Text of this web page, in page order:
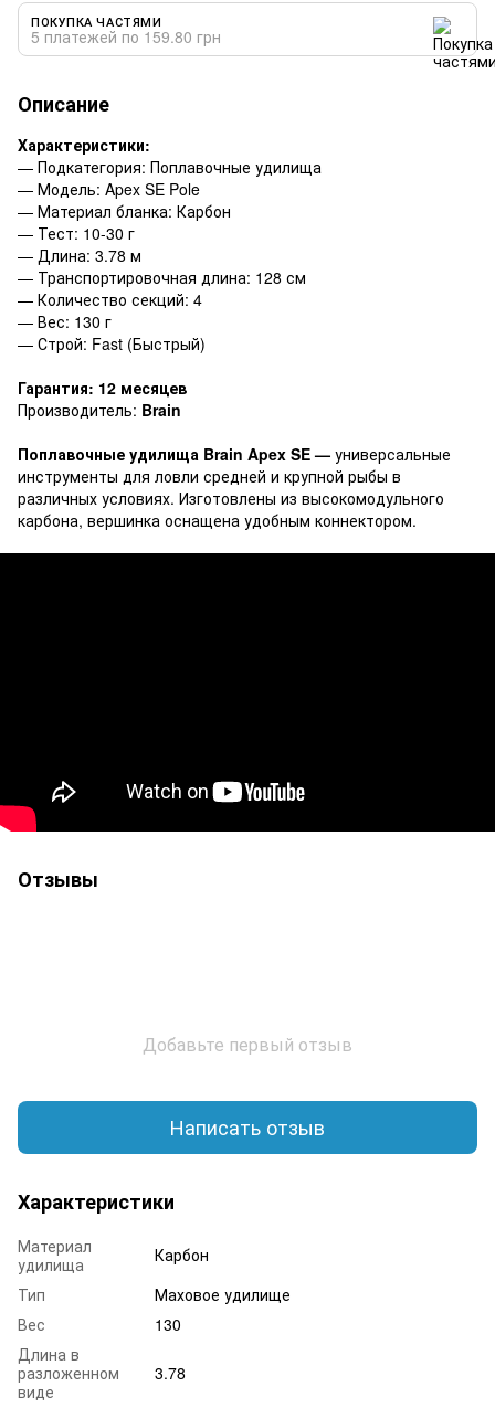
ПОКУПКА ЧАСТЯМИ
5 платежей по 159.80 грн
Описание
Характеристики:
— Подкатегория: Поплавочные удилища
— Модель: Apex SE Pole
— Материал бланка: Карбон
— Тест: 10-30 г
— Длина: 3.78 м
— Транспортировочная длина: 128 см
— Количество секций: 4
— Вес: 130 г
— Строй: Fast (Быстрый)
Гарантия: 12 месяцев
Производитель: Brain
Поплавочные удилища Brain Apex SE — универсальные
инструменты для ловли средней и крупной рыбы в
различных условиях. Изготовлены из высокомодульного
карбона, вершинка оснащена удобным коннектором.
Отзывы
Добавьте первый отзыв
Написать отзыв
Характеристики
Материал
удилища
Карбон
Тип
Маховое удилище
Вес
130
Длина в
разложенном
виде
3.78